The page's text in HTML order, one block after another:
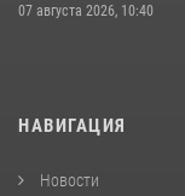
07 августа 2026, 10:40
НАВИГАЦИЯ
Новости